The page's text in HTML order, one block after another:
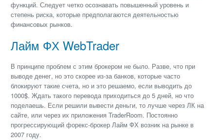
функций. Следует четко осознавать повышенный уровень и
степень риска, которые предполагаются деятельностью
финансовых рынков.
Лайм ФХ WebTrader
В принципе проблем с этим брокером не было. Разве, что при
выводе денег, но это скорее из-за банков, которые часто
блокируют такие счета, но и это решаемо, если выводить до
1000$. Ждать такого перевода приходиться до 5 дней, но что
поделаешь. Если решили вывести деньги, то лучше через ЛК на
сайте, или через их приложения TraderRoom. Постоянно
прогрессирующий форекс-брокер Лайм ФХ возник на рынке в
2007 году.